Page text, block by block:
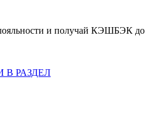
и получай КЭШБЭК до
В РАЗДЕЛ